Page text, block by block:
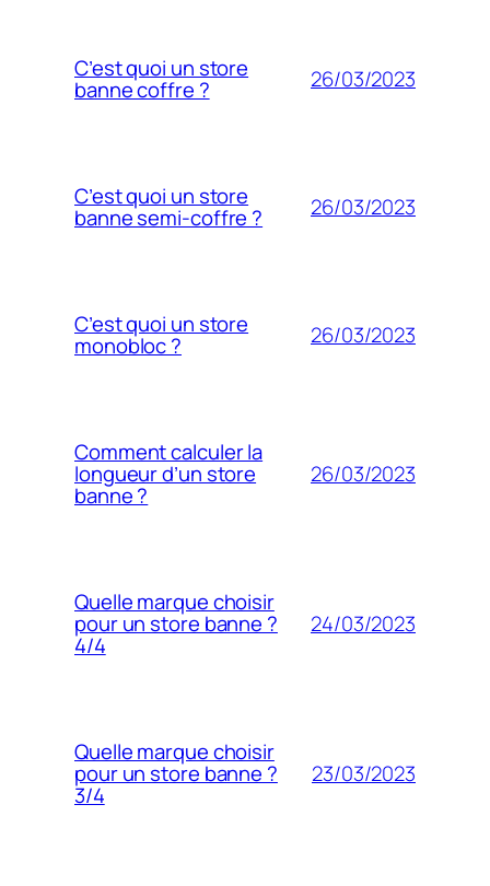
C’est quoi un store
banne coffre ? 26/03/2023
C’est quoi un store
banne semi-coffre ? 26/03/2023
C’est quoi un store
monobloc ? 26/03/2023
Comment calculer la
longueur d’un store
banne ?
26/03/2023
Quelle marque choisir
pour un store banne ?
4/4
24/03/2023
Quelle marque choisir
pour un store banne ?
3/4
23/03/2023